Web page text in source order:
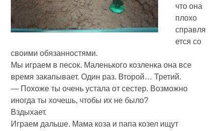
что она
плохо
справля
ется со
своими обязанностями.
Мы играем в песок. Маленького козленка она все
время закапывает. Один раз. Второй… Третий.
— Похоже ты очень устала от сестер. Возможно
иногда ты хочешь, чтобы их не было?
Вздыхает.
Играем дальше. Мама коза и папа козел ищут